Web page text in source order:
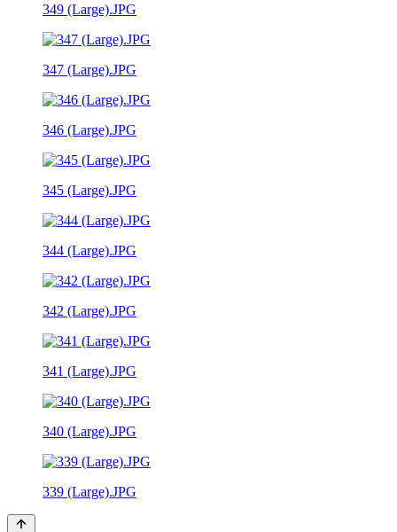
349 (Large).JPG
347 (Large).JPG
346 (Large).JPG
345 (Large).JPG
344 (Large).JPG
342 (Large).JPG
341 (Large).JPG
340 (Large).JPG
339 (Large).JPG